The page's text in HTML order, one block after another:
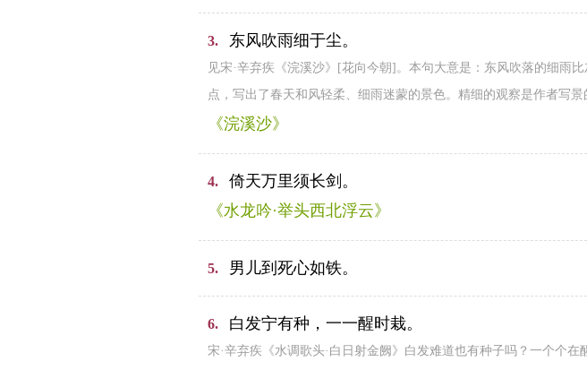
3. 东风吹雨细于尘。
见宋·辛弃疾《浣溪沙》[花向今朝]。本句大意是：东风吹落的细雨
点，写出了春天和风轻柔、细雨迷蒙的景色。精细的观察是作者写
《浣溪沙》
4.
倚天万里须长剑。
《水龙吟·举头西北浮云》
5. 男儿到死心如铁。
6. 白发宁有种，一一醒时栽。
宋·辛弃疾《水调歌头·白日射金阙》白发难道也有种子吗？一个个